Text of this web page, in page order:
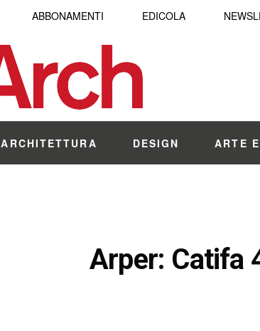
ABBONAMENTI EDICOLA
ARCHITETTURA DESIGN ARTE
Arper: Catifa